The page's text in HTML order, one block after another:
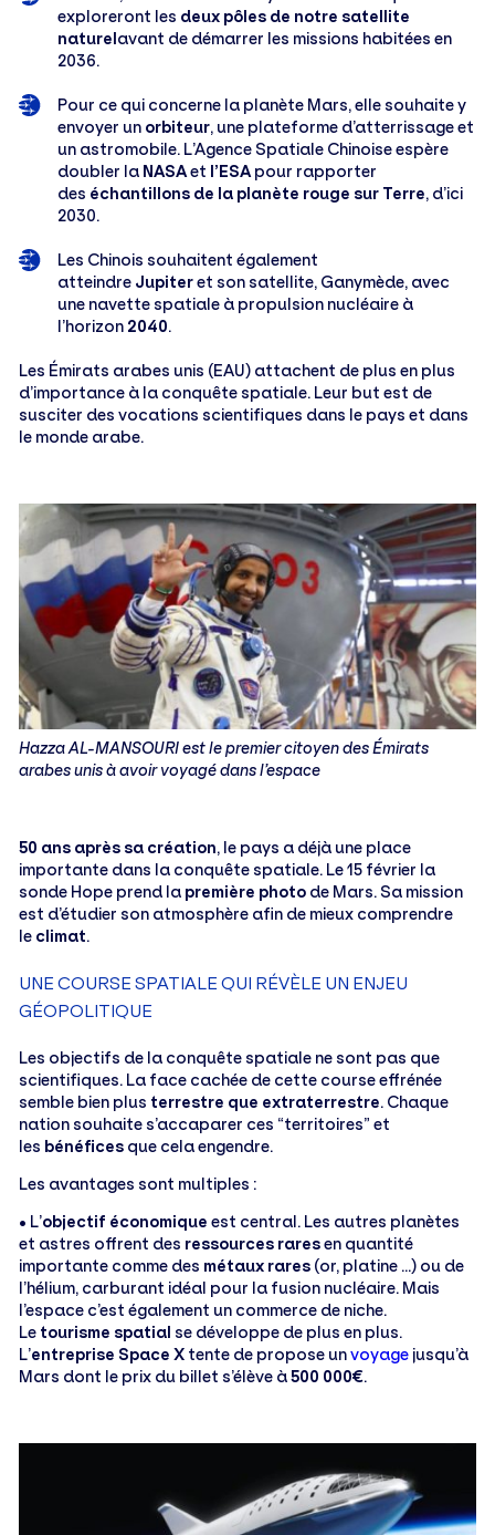
exploreront les deux pôles de notre satellite
naturelavant de démarrer les missions habitées en
2036.
Pour ce qui concerne la planète Mars, elle souhaite y
envoyer un orbiteur, une plateforme d’atterrissage et
un astromobile. L’Agence Spatiale Chinoise espère
doubler la NASAet l’ESApour rapporter
des échantillons de la planète rouge sur Terre, d’ici
2030.
Les Chinois souhaitent également
atteindre Jupiteret son satellite, Ganymède, avec
une navette spatiale à propulsion nucléaire à
l’horizon 2040.
Les Émirats arabes unis (EAU) attachent de plus en plus
d’importance à la conquête spatiale. Leur but est de
susciter des vocations scientifiques dans le pays et dans
le monde arabe.
Hazza AL-MANSOURI est le premier citoyen des Émirats
arabes unis à avoir voyagé dans l’espace
50 ans après sa création, le pays a déjà une place
importante dans la conquête spatiale. Le 15 février la
sonde Hope prend la première photo de Mars. Sa mission
est d’étudier son atmosphère afin de mieux comprendre
le climat.
UNE COURSE SPATIALE QUI RÉVÈLE UN ENJEU
GÉOPOLITIQUE
Les objectifs de la conquête spatiale ne sont pas que
scientifiques. La face cachée de cette course effrénée
semble bien plus terrestre que extraterrestre. Chaque
nation souhaite s’accaparer ces “territoires” et
les bénéfices que cela engendre.
Les avantages sont multiples :
• L’objectif économique est central. Les autres planètes
et astres offrent des ressources raresen quantité
importante comme des métaux rares (or, platine …) ou de
l’hélium, carburant idéal pour la fusion nucléaire. Mais
l’espace c’est également un commerce de niche.
Le tourisme spatial se développe de plus en plus.
L’entreprise Space X tente de propose unvoyage jusqu’à
Mars dont le prix du billet s’élève à500 000€.